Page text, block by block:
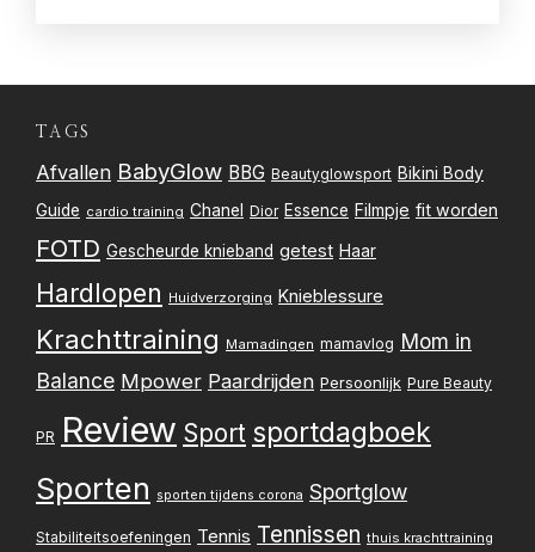
TAGS
Afvallen BabyGlow BBG Beautyglowsport Bikini Body
Guide cardio training Chanel Dior Essence Filmpje fit worden
FOTD Gescheurde knieband getest Haar
Hardlopen Huidverzorging Knieblessure
Krachttraining Mamadingen mamavlog Mom in
Balance Mpower Paardrijden Persoonlijk Pure Beauty
PR Review Sport sportdagboek
Sporten sporten tijdens corona Sportglow
Stabiliteitsoefeningen Tennis Tennissen thuis krachttraining